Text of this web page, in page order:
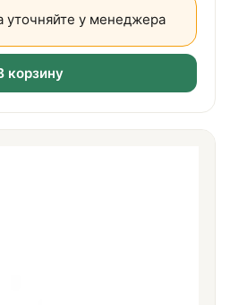
уточняйте у менеджера
корзину